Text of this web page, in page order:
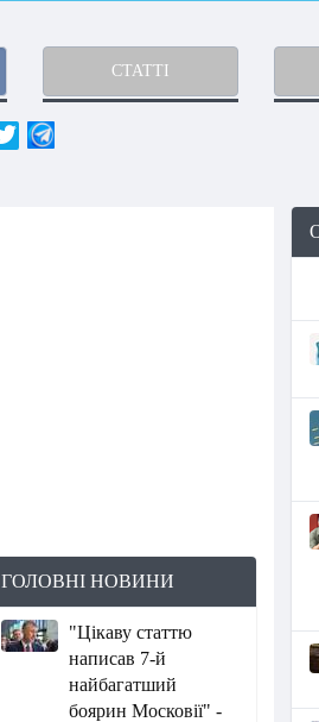
СТАТТІ
ГОЛОВНІ НОВИНИ
"Цікаву статтю
написав 7-й
найбагатший
боярин Московії" -